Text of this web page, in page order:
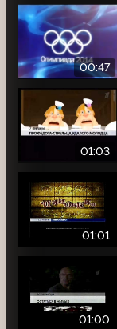
00:47
01:03
01:01
01:00